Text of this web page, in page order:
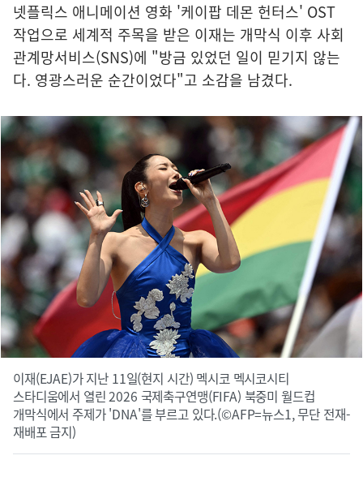
넷플릭스 애니메이션 영화 '케이팝 데몬 헌터스' OST
작업으로 세계적 주목을 받은 이재는 개막식 이후 사회
관계망서비스(SNS)에 "방금 있었던 일이 믿기지 않는
다. 영광스러운 순간이었다"고 소감을 남겼다.
이재(EJAE)가 지난 11일(현지 시간) 멕시코 멕시코시티
스타디움에서 열린 2026 국제축구연맹(FIFA) 북중미 월드컵
개막식에서 주제가 'DNA'를 부르고 있다.(©AFP=뉴스1, 무단 전재-
재배포 금지)